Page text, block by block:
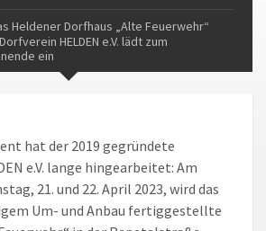
Heldener Dorfhaus „Alte Feuerwehr“
HELDEN e.V. lädt zum
ein
hat der 2019 gegründete
e.V. lange hingearbeitet: Am
21. und 22. April 2023, wird das
Um- und Anbau fertiggestellte